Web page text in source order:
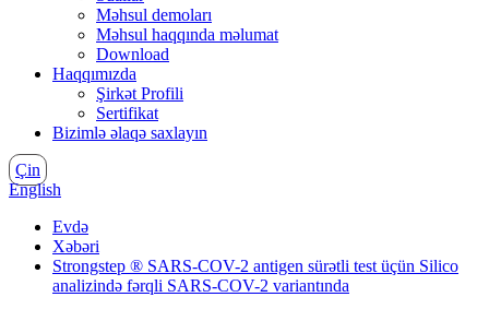
Məhsul demoları
Məhsul haqqında məlumat
Download
Haqqımızda
Şirkət Profili
Sertifikat
Bizimlə əlaqə saxlayın
Çin
English
Evdə
Xəbəri
Strongstep ® SARS-COV-2 antigen sürətli test üçün Silico
analizində fərqli SARS-COV-2 variantında